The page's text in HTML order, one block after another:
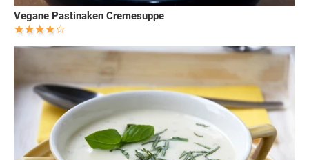
Vegane Pastinaken Cremesuppe